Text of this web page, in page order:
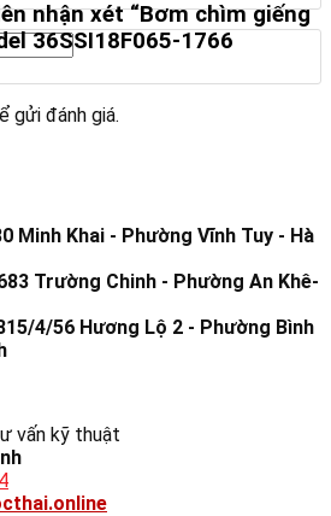
nhận xét “Bơm chìm giếng
36SSI18F065-1766
gửi đánh giá.
Minh Khai - Phường Vĩnh Tuy - Hà
Trường Chinh - Phường An Khê-
4/56 Hương Lộ 2 - Phường Bình
vấn kỹ thuật